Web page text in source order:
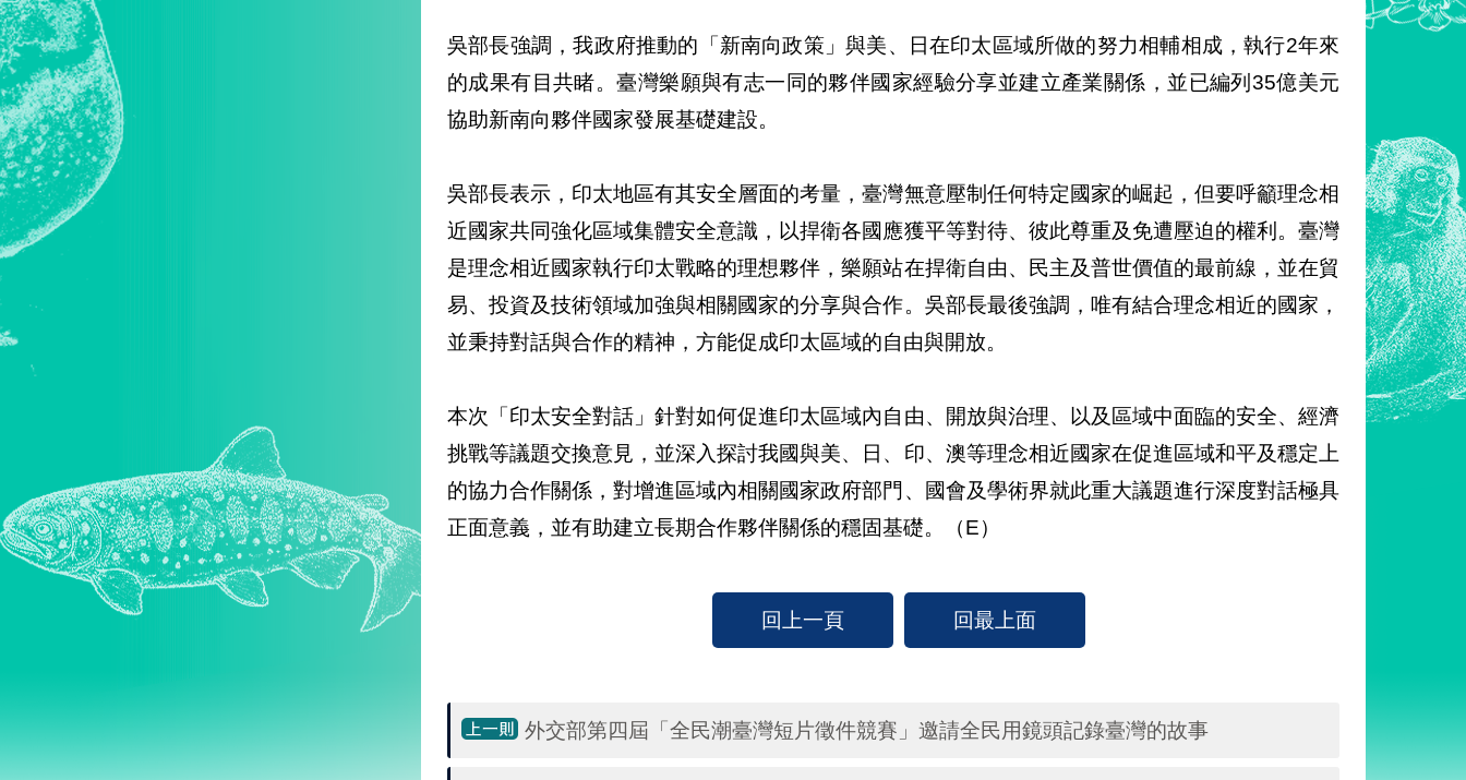
吳部長強調，我政府推動的「新南向政策」與美、日在印太區域所做的努力相輔相成，執行2年來
的成果有目共睹。臺灣樂願與有志一同的夥伴國家經驗分享並建立產業關係，並已編列35億美元
協助新南向夥伴國家發展基礎建設。
吳部長表示，印太地區有其安全層面的考量，臺灣無意壓制任何特定國家的崛起，但要呼籲理念相
近國家共同強化區域集體安全意識，以捍衛各國應獲平等對待、彼此尊重及免遭壓迫的權利。臺灣
是理念相近國家執行印太戰略的理想夥伴，樂願站在捍衛自由、民主及普世價值的最前線，並在貿
易、投資及技術領域加強與相關國家的分享與合作。吳部長最後強調，唯有結合理念相近的國家，
並秉持對話與合作的精神，方能促成印太區域的自由與開放。
本次「印太安全對話」針對如何促進印太區域內自由、開放與治理、以及區域中面臨的安全、經濟
挑戰等議題交換意見，並深入探討我國與美、日、印、澳等理念相近國家在促進區域和平及穩定上
的協力合作關係，對增進區域內相關國家政府部門、國會及學術界就此重大議題進行深度對話極具
正面意義，並有助建立長期合作夥伴關係的穩固基礎。（E）
回上一頁 回最上面
外交部第四屆「全民潮臺灣短片徵件競賽」邀請全民用鏡頭記錄臺灣的故事